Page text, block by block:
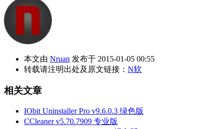
本文由 Nruan 发布于 2015-01-05 00:55
转载请注明出处及原文链接： N软
相关文章
IObit Uninstaller Pro v9.6.0.3 绿色版
CCleaner v5.70.7909 专业版